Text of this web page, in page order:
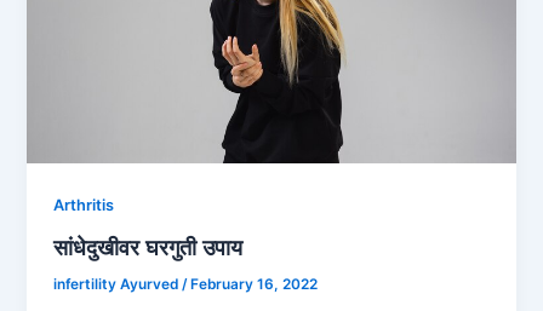
Arthritis
सांधेदुखीवर घरगुती उपाय
infertility Ayurved/ February 16, 2022